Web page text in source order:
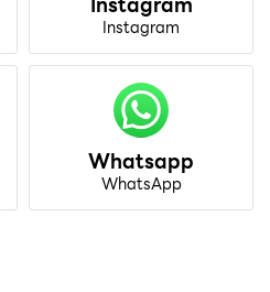
Instagram
Whatsapp
WhatsApp